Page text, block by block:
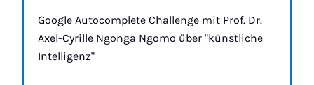
Google Autocomplete Challenge mit Prof. Dr.
Axel-Cyrille Ngonga Ngomo über "künstliche
Intelligenz"